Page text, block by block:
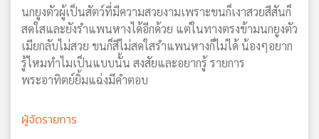
เอส
แผนที่
วิทยุ
นกยูงตัวผู้เป็นสัตว์ที่มีความสวยงามเพราะขนก็เงาสวยสีสันก็
สดใสและยังรำแพนหางได้อีกด้วย แต่ในทางตรงข้ามนกยูงตัว
เมียกลับไม่สวย ขนก็สีไม่สดใสรำแพนหางก็ไม่ได้ น้องๆอยาก
รู้ไหมทำไมเป็นแบบนั้น สงสัยและอยากรู้ รายการ
พระอาทิตย์ยิ้มแฉ่งมีคำตอบ
ผู้จัดรายการ